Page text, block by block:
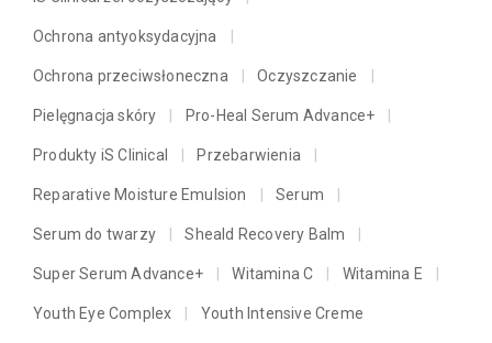
Ochrona antyoksydacyjna
Ochrona przeciwsłoneczna Oczyszczanie
Pielęgnacja skóry Pro-Heal Serum Advance+
Produkty iS Clinical Przebarwienia
Reparative Moisture Emulsion Serum
Serum do twarzy Sheald Recovery Balm
Super Serum Advance+ Witamina C Witamina E
Youth Eye Complex Youth Intensive Creme